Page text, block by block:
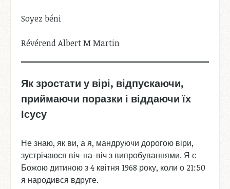
Soyez béni
Révérend Albert M Martin
Як зростати у вірі, відпускаючи,
приймаючи поразки і віддаючи їх
Ісусу
Не знаю, як ви, а я, мандруючи дорогою віри,
зустрічаюся віч-на-віч з випробуваннями. Я є
Божою дитиною з 4 квітня 1968 року, коли о 21:50
я народився вдруге.